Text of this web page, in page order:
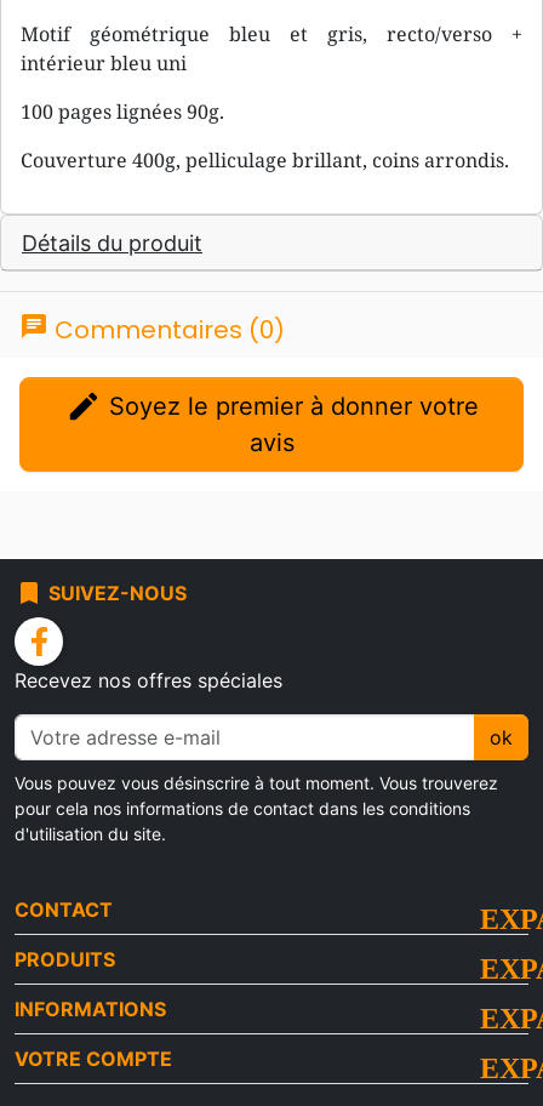
Motif géométrique bleu et gris, recto/verso +
intérieur bleu uni
100 pages lignées 90g.
Couverture 400g, pelliculage brillant, coins arrondis.
Détails du produit
chat Commentaires (0)
edit
avis
bookmark SUIVEZ-NOUS
facebook
Recevez nos offres spéciales
ok
Vous pouvez vous désinscrire à tout moment. Vous trouverez
pour cela nos informations de contact dans les conditions
d'utilisation du site.
CONTACT
PRODUITS
INFORMATIONS
VOTRE COMPTE